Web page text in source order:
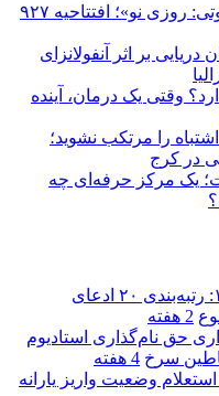
رکوردشکنی تاریخی «مرد عنکبوتی: روزی نو»؛ افتتاحیه ۹۲۷
دریایی بر اثر آنفولانزای
وقتی یک درمان، آینده
قبل از اصلاح طرح لبخند، این 7 اشتباه را مرتکب نشوید؛
در کرج
یک مرکز حرفه‌ای چه
واقعیت‌سنجی شایعات آیفون ۱۸: رتبه‌بندی ۲۰ ادعای
2 هفته
حق نام‌گذاری استادیوم
سرخ 4 هفته
وضعیت واریز یارانه